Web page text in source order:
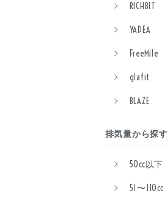
RICHBIT
YADEA
FreeMile
glafit
BLAZE
排気量から探す
50cc以下
51〜110cc